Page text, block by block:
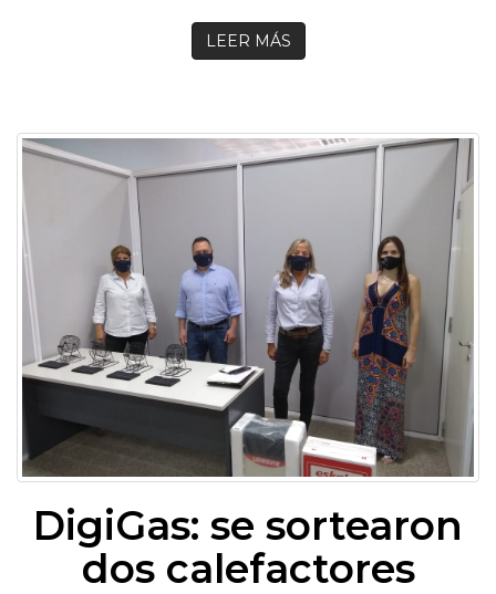
LEER MÁS
DigiGas: se sortearon
dos calefactores